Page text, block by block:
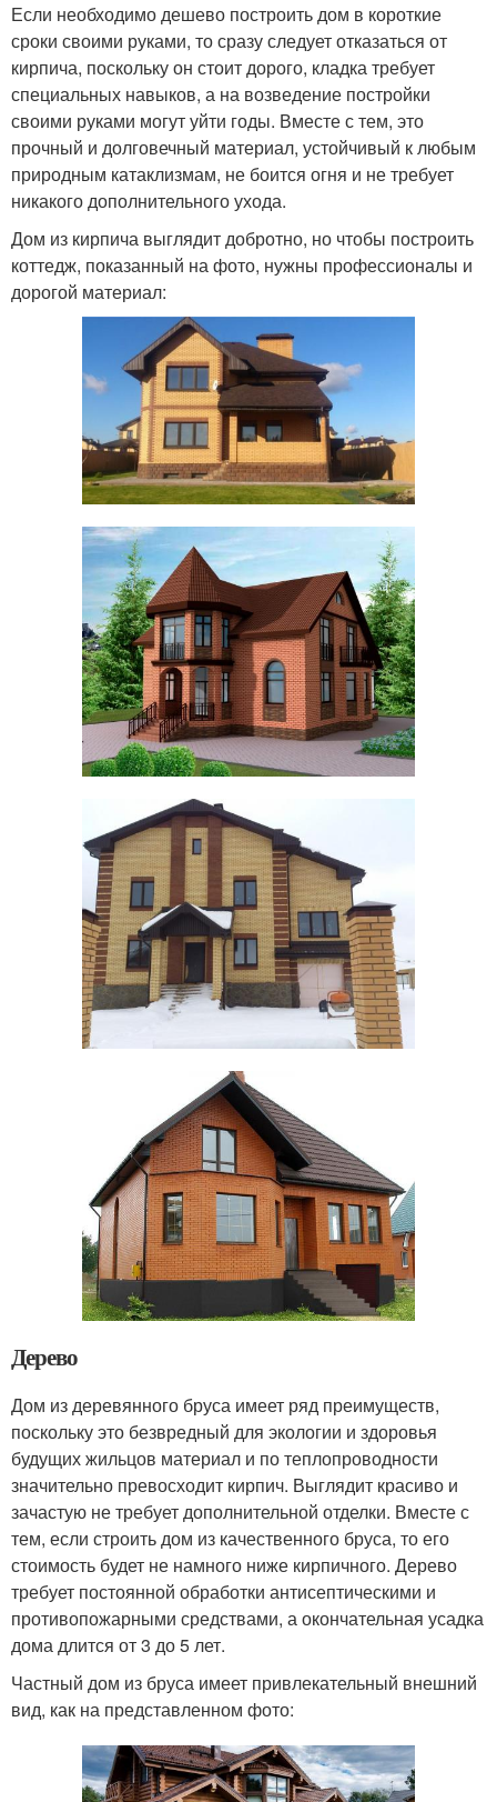
Если необходимо дешево построить дом в короткие
сроки своими руками, то сразу следует отказаться от
кирпича, поскольку он стоит дорого, кладка требует
специальных навыков, а на возведение постройки
своими руками могут уйти годы. Вместе с тем, это
прочный и долговечный материал, устойчивый к любым
природным катаклизмам, не боится огня и не требует
никакого дополнительного ухода.
Дом из кирпича выглядит добротно, но чтобы построить
коттедж, показанный на фото, нужны профессионалы и
дорогой материал:
Дерево
Дом из деревянного бруса имеет ряд преимуществ,
поскольку это безвредный для экологии и здоровья
будущих жильцов материал и по теплопроводности
значительно превосходит кирпич. Выглядит красиво и
зачастую не требует дополнительной отделки. Вместе с
тем, если строить дом из качественного бруса, то его
стоимость будет не намного ниже кирпичного. Дерево
требует постоянной обработки антисептическими и
противопожарными средствами, а окончательная усадка
дома длится от 3 до 5 лет.
Частный дом из бруса имеет привлекательный внешний
вид, как на представленном фото: